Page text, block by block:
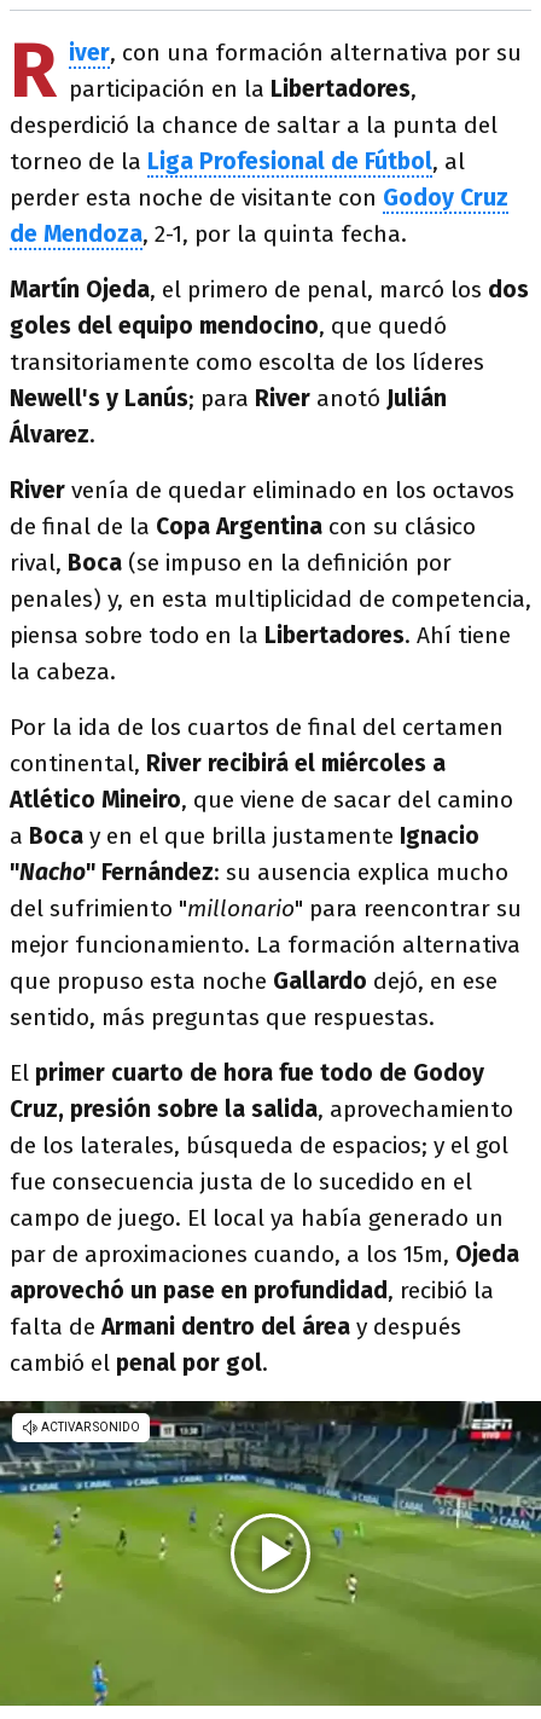
R iver, con una formación alternativa por su
participación en la Libertadores,
desperdició la chance de saltar a la punta del
torneo de la Liga Profesional de Fútbol, al
perder esta noche de visitante con Godoy Cruz
de Mendoza, 2-1, por la quinta fecha.
Martín Ojeda, el primero de penal, marcó los dos
goles del equipo mendocino, que quedó
transitoriamente como escolta de los líderes
Newell's y Lanús; para River anotó Julián
Álvarez.
River venía de quedar eliminado en los octavos
de final de la Copa Argentina con su clásico
rival, Boca (se impuso en la definición por
penales) y, en esta multiplicidad de competencia,
piensa sobre todo en la Libertadores. Ahí tiene
la cabeza.
Por la ida de los cuartos de final del certamen
continental, River recibirá el miércoles a
Atlético Mineiro, que viene de sacar del camino
a Boca y en el que brilla justamente Ignacio
"Nacho" Fernández: su ausencia explica mucho
del sufrimiento "millonario" para reencontrar su
mejor funcionamiento. La formación alternativa
que propuso esta noche Gallardo dejó, en ese
sentido, más preguntas que respuestas.
El primer cuarto de hora fue todo de Godoy
Cruz, presión sobre la salida, aprovechamiento
de los laterales, búsqueda de espacios; y el gol
fue consecuencia justa de lo sucedido en el
campo de juego. El local ya había generado un
par de aproximaciones cuando, a los 15m, Ojeda
aprovechó un pase en profundidad, recibió la
falta deArmani dentro del área y después
cambió el penal por gol.